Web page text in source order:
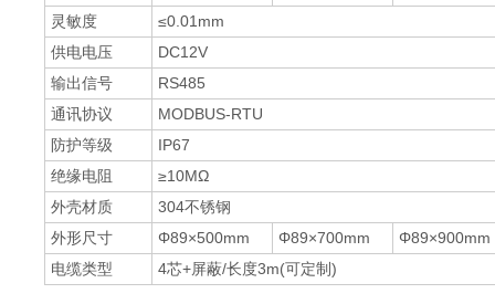
灵敏度
≤0.01mm
供电电压
DC12V
输出信号
RS485
通讯协议
MODBUS-RTU
防护等级
IP67
绝缘电阻
≥10MΩ
外壳材质
304不锈钢
外形尺寸
Φ89×500mm Φ89×700mm
Φ89×900mm
电缆类型
4芯+屏蔽/长度3m(可定制)